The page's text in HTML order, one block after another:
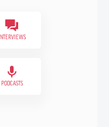
INTERVIEWS
PODCASTS